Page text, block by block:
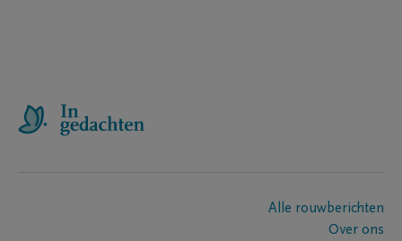
Alle rouwberichten
Over ons